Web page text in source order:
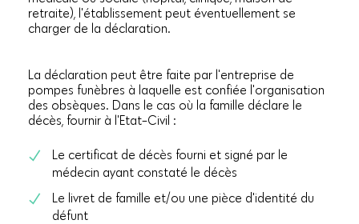
retraite), l'établissement peut éventuellement se
charger de la déclaration.
La déclaration peut être faite par l'entreprise de
pompes funèbres à laquelle est confiée l'organisation
des obsèques. Dans le cas où la famille déclare le
décès, fournir à l'Etat-Civil :
Le certificat de décès fourni et signé par le
médecin ayant constaté le décès
Le livret de famille et/ou une pièce d'identité du
défunt